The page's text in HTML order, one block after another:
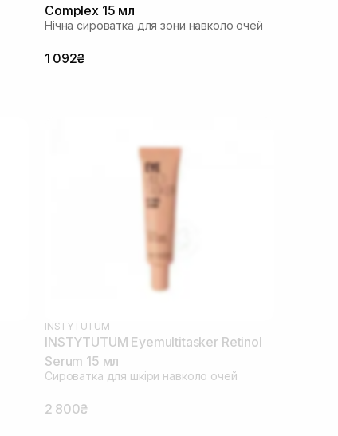
Complex 15 мл
Нічна сироватка для зони навколо очей
1 092₴
INSTYTUTUM
INSTYTUTUM Eyemultitasker Retinol
Serum 15 мл
Сироватка для шкіри навколо очей
2 800₴